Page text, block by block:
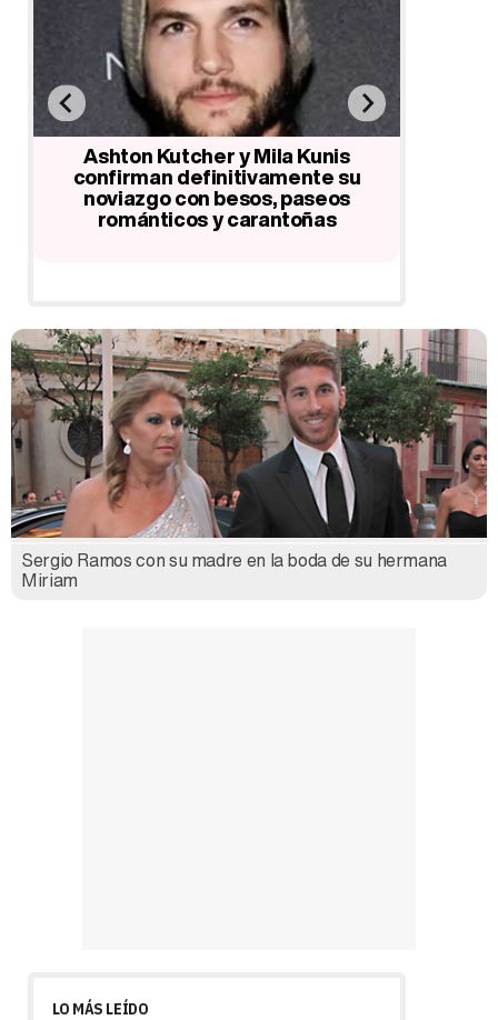
Sergio Ramos vuelve al trabajo tras
sus vacaciones en Ibiza sin Lara
Álvarez
Sergio Ramos con su madre en la boda de su hermana
Miriam
LO MÁS LEÍDO